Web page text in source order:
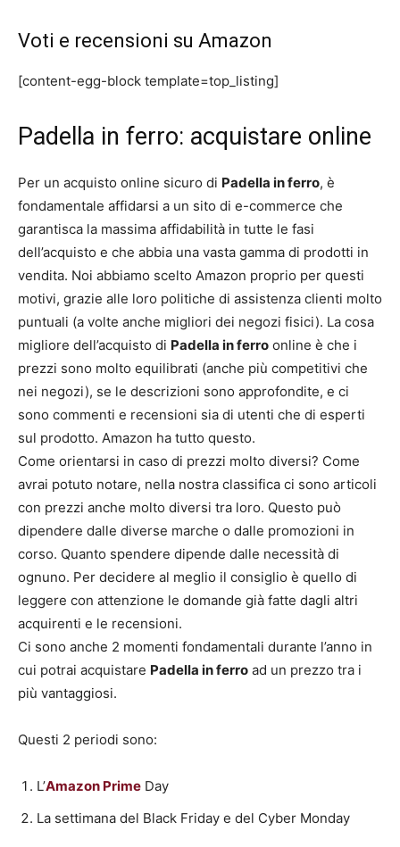
Voti e recensioni su Amazon
[content-egg-block template=top_listing]
Padella in ferro: acquistare online
Per un acquisto online sicuro di Padella in ferro, è
fondamentale affidarsi a un sito di e-commerce che
garantisca la massima affidabilità in tutte le fasi
dell’acquisto e che abbia una vasta gamma di prodotti in
vendita. Noi abbiamo scelto Amazon proprio per questi
motivi, grazie alle loro politiche di assistenza clienti molto
puntuali (a volte anche migliori dei negozi fisici). La cosa
migliore dell’acquisto di Padella in ferro online è che i
prezzi sono molto equilibrati (anche più competitivi che
nei negozi), se le descrizioni sono approfondite, e ci
sono commenti e recensioni sia di utenti che di esperti
sul prodotto. Amazon ha tutto questo.
Come orientarsi in caso di prezzi molto diversi? Come
avrai potuto notare, nella nostra classifica ci sono articoli
con prezzi anche molto diversi tra loro. Questo può
dipendere dalle diverse marche o dalle promozioni in
corso. Quanto spendere dipende dalle necessità di
ognuno. Per decidere al meglio il consiglio è quello di
leggere con attenzione le domande già fatte dagli altri
acquirenti e le recensioni.
Ci sono anche 2 momenti fondamentali durante l’anno in
cui potrai acquistare Padella in ferro ad un prezzo tra i
più vantaggiosi.
Questi 2 periodi sono:
L’Amazon Prime Day
La settimana del Black Friday e del Cyber Monday